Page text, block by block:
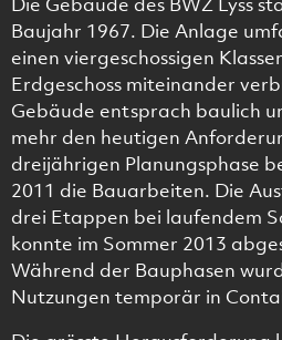
Baujahr 1967. Die Anlage
einen viergeschossigen
Erdgeschoss miteinander
Gebäude entsprach baulich
mehr den heutigen
dreijährigen Planungsphase
2011 die Bauarbeiten. Die
drei Etappen bei laufendem
konnte im Sommer 2013
Während der Bauphasen
Nutzungen temporär in